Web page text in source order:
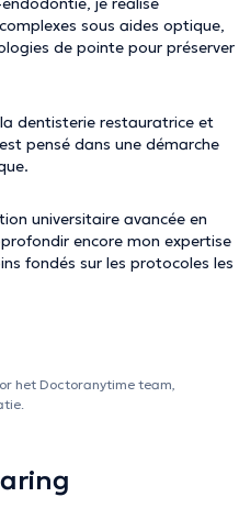
sous aides optique,
de pointe pour préserver
dentisterie restauratrice et
pensé dans une démarche
universitaire avancée en
encore mon expertise
fondés sur les protocoles les
het Doctoranytime team,